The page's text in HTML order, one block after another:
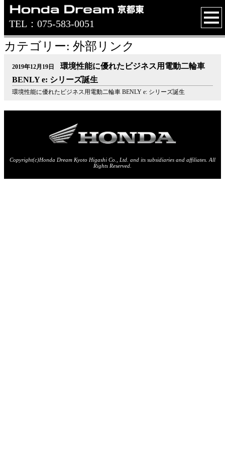
TEL：075-583-0051
カテゴリー: 外部リンク
2019年12月19日
環境性能に優れたビジネス用電動二輪車
BENLY e: シリーズ誕生
環境性能に優れたビジネス用電動二輪車 BENLY e: シリーズ誕生
Copyright(c)Honda Dream Kyoto Higashi Co., Ltd. and its subsidiaries and affiliates. All
Rights Reserved.